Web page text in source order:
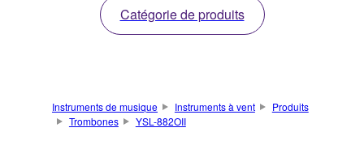
Catégorie de produits
Instruments de musique Instruments à vent
Produits
Trombones
YSL-882OII